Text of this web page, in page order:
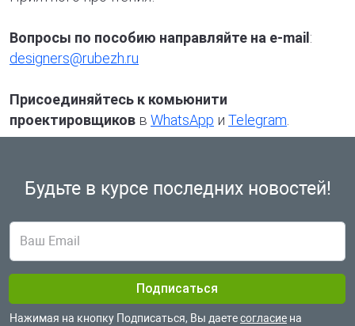
Вопросы по пособию направляйте на e-mail :
designers@rubezh.ru
Присоединяйтесь к комьюнити
проектировщиков в WhatsApp и Telegram
Будьте в курсе последних новостей!
Нажимая на кнопку Подписаться, Вы даетесогласие на